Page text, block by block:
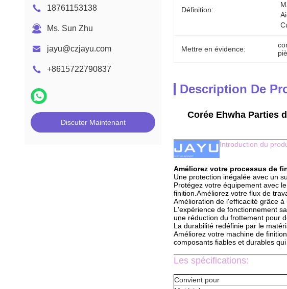
18761153138
Ms. Sun Zhu
jayu@czjayu.com
+8615722790837
Discuter Maintenant
Définition:
Mettre en évidence:
Description De
Corée Ehwha Parties
Introduction du
Améliorez votre processus de
Une protection inégalée avec un
Protégez votre équipement avec
finition.Améliorez votre flux de
Amélioration de l'efficacité grâce
L'expérience de fonctionnement
une réduction du frottement pour
La durabilité redéfinie par le
Améliorez votre machine de
composants fiables et durables
Les spécifications:
Convient pour